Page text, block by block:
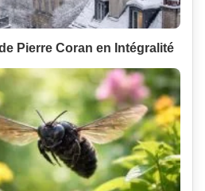
Pierre Coran en Intégralité